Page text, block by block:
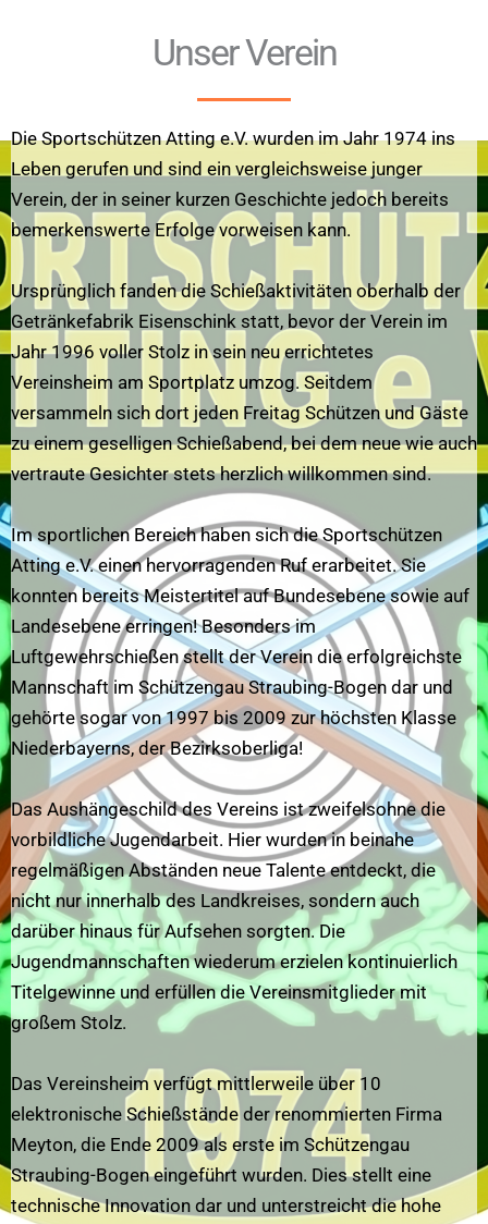
Unser Verein
Die Sportschützen Atting e.V. wurden im Jahr 1974 ins
Leben gerufen und sind ein vergleichsweise junger
Verein, der in seiner kurzen Geschichte jedoch bereits
bemerkenswerte Erfolge vorweisen kann.
Ursprünglich fanden die Schießaktivitäten oberhalb der
Getränkefabrik Eisenschink statt, bevor der Verein im
Jahr 1996 voller Stolz in sein neu errichtetes
Vereinsheim am Sportplatz umzog. Seitdem
versammeln sich dort jeden Freitag Schützen und Gäste
zu einem geselligen Schießabend, bei dem neue wie auch
vertraute Gesichter stets herzlich willkommen sind.
Im sportlichen Bereich haben sich die Sportschützen
Atting e.V. einen hervorragenden Ruf erarbeitet. Sie
konnten bereits Meistertitel auf Bundesebene sowie auf
Landesebene erringen! Besonders im
Luftgewehrschießen stellt der Verein die erfolgreichste
Mannschaft im Schützengau Straubing-Bogen dar und
gehörte sogar von 1997 bis 2009 zur höchsten Klasse
Niederbayerns, der Bezirksoberliga!
Das Aushängeschild des Vereins ist zweifelsohne die
vorbildliche Jugendarbeit. Hier wurden in beinahe
regelmäßigen Abständen neue Talente entdeckt, die
nicht nur innerhalb des Landkreises, sondern auch
darüber hinaus für Aufsehen sorgten. Die
Jugendmannschaften wiederum erzielen kontinuierlich
Titelgewinne und erfüllen die Vereinsmitglieder mit
großem Stolz.
Das Vereinsheim verfügt mittlerweile über 10
elektronische Schießstände der renommierten Firma
Meyton, die Ende 2009 als erste im Schützengau
Straubing-Bogen eingeführt wurden. Dies stellt eine
technische Innovation dar und unterstreicht die hohe